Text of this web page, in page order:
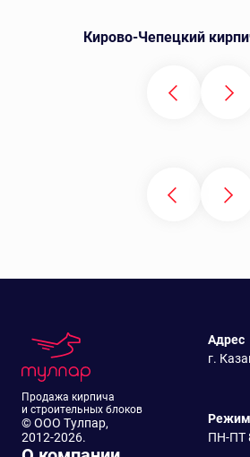
Кирово-Чепецкий
Продажа кирпича
и строительных блоков
© ООО Тулпар,
2012-2026.
Адрес
г.
ПН-ПТ